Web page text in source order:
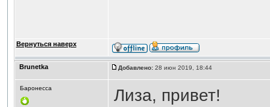
Вернуться наверх
Brunetka Добавлено:28 июн 2019, 18:44
Баронесса
Лиза, привет!